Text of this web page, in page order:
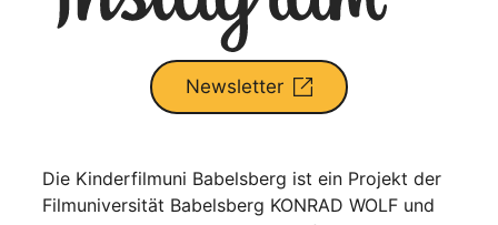
Newsletter
Die Kinderfilmuni Babelsberg ist ein Projekt der
Filmuniversität Babelsberg KONRAD WOLF und